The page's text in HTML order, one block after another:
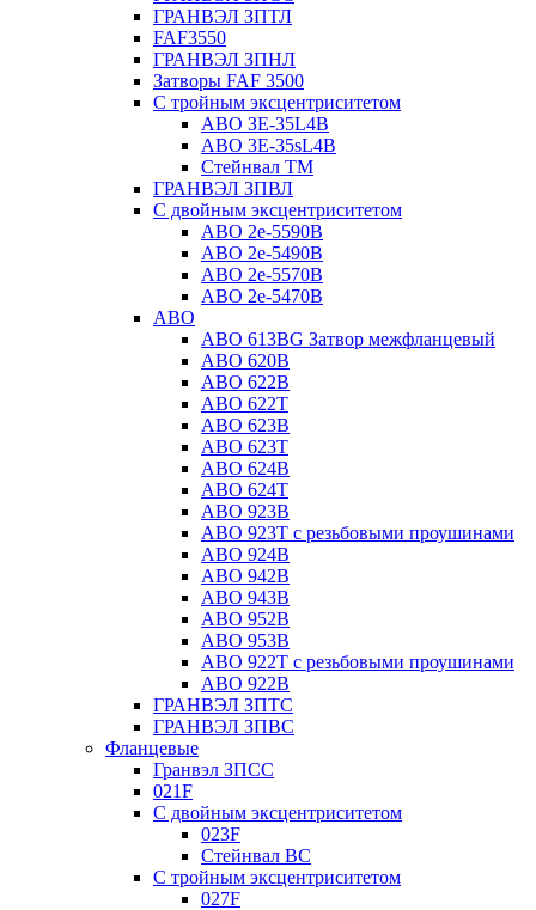
ГРАНВЭЛ ЗПТЛ
FAF3550
ГРАНВЭЛ ЗПНЛ
Затворы FAF 3500
С тройным эксцентриситетом
ABO ЗE-35L4B
ABO 3E-35sL4B
Стейнвал ТМ
ГРАНВЭЛ ЗПВЛ
С двойным эксцентриситетом
ABO 2e-5590B
ABO 2е-5490B
ABO 2е-5570B
ABO 2е-5470B
ABO
ABO 613BG Затвор межфланцевый
ABO 620B
ABO 622B
ABO 622T
ABO 623B
ABO 623T
ABO 624В
ABO 624Т
ABO 923B
ABO 923Т с резьбовыми проушинами
ABO 924B
ABO 942B
ABO 943B
ABO 952B
ABO 953B
ABO 922T с резьбовыми проушинами
ABO 922B
ГРАНВЭЛ ЗПТС
ГРАНВЭЛ ЗПВС
Фланцевые
Гранвэл ЗПСС
021F
С двойным эксцентриситетом
023F
Стейнвал BC
С тройным эксцентриситетом
027F